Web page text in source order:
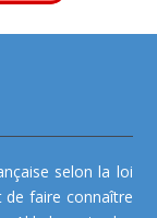
selon la loi
de faire connaître